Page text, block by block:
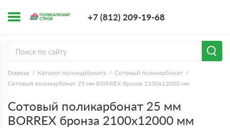
+7 (812) 209-19-68
Главная Каталог поликарбоната
Сотовый поликарбонат
Сотовый поликарбонат 25 мм BORREX бронза 2100х12000 мм
Сотовый поликарбонат 25 мм
BORREX бронза 2100х12000 мм